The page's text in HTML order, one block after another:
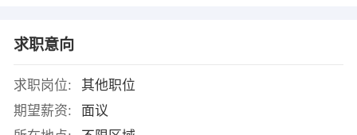
求职意向
求职岗位:
其他职位
期望薪资:
面议